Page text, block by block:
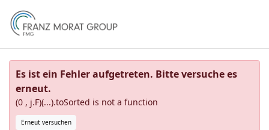
Es ist ein Fehler aufgetreten. Bitte versuche es
erneut.
(0 , j.F)(...).toSorted is not a function
Erneut versuchen